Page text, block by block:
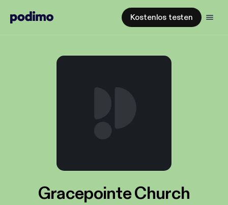
Kostenlos testen
Gracepointe Church